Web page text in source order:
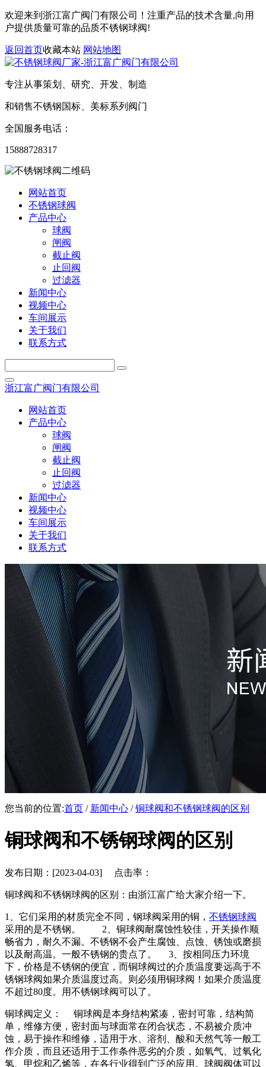
欢迎来到浙江富广阀门有限公司！注重产品的技术含量,向用
户提供质量可靠的品质不锈钢球阀!
返回首页收藏本站 网站地图
专注从事策划、研究、开发、制造
和销售不锈钢国标、美标系列阀门
全国服务电话：
15888728317
网站首页
不锈钢球阀
产品中心
球阀
闸阀
截止阀
止回阀
过滤器
新闻中心
视频中心
车间展示
关于我们
联系方式
浙江富广阀门有限公司
网站首页
产品中心
球阀
闸阀
截止阀
止回阀
过滤器
新闻中心
视频中心
车间展示
关于我们
联系方式
您当前的位置:首页 / 新闻中心 /铜球阀和不锈钢球阀的区别
铜球阀和不锈钢球阀的区别
发布日期：[2023-04-03] 点击率：
铜球阀和不锈钢球阀的区别：由浙江富广给大家介绍一下。
1、它们采用的材质完全不同，钢球阀采用的铜， 不锈钢球阀
采用的是不锈钢。 2、铜球阀耐腐蚀性较佳，开关操作顺
畅省力，耐久不漏。不锈钢不会产生腐蚀、点蚀、锈蚀或磨损
以及耐高温。一般不锈钢的贵点了。 3、按相同压力环境
下，价格是不锈钢的便宜，而铜球阀过的介质温度要远高于不
锈钢球阀如果介质温度过高。则必须用铜球阀！如果介质温度
不超过80度。用不锈钢球阀可以了。
铜球阀定义： 铜球阀是本身结构紧凑，密封可靠，结构简
单，维修方便，密封面与球面常在闭合状态，不易被介质冲
蚀，易于操作和维修，适用于水、溶剂、酸和天然气等一般工
作介质，而且还适用于工作条件恶劣的介质，如氧气、过氧化
氢、甲烷和乙烯等，在各行业得到广泛的应用。球阀阀体可以